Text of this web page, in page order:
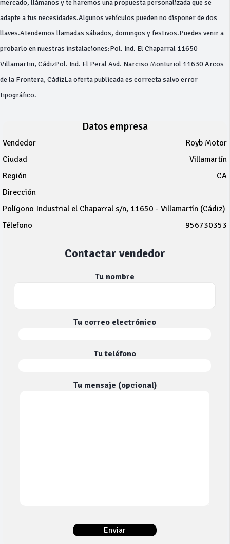
mercado, llámanos y te haremos una propuesta personalizada que se
adapte a tus necesidades.Algunos vehículos pueden no disponer de dos
llaves.Atendemos llamadas sábados, domingos y festivos.Puedes venir a
probarlo en nuestras instalaciones:Pol. Ind. El Chaparral 11650
Villamartin, CádizPol. Ind. El Peral Avd. Narciso Monturiol 11630 Arcos
de la Frontera, CádizLa oferta publicada es correcta salvo error
tipográfico.
Datos empresa
Vendedor
Royb Motor
Ciudad
Villamartín
Región
CA
Dirección
Polígono Industrial el Chaparral s/n, 11650 - Villamartín (Cádiz)
Télefono
956730353
Contactar vendedor
Tu nombre
Tu correo electrónico
Tu teléfono
Tu mensaje (opcional)